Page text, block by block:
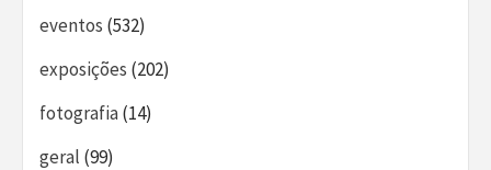
eventos (532)
exposições (202)
fotografia(14)
geral (99)